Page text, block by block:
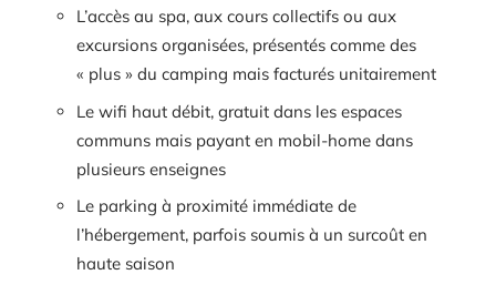
L’accès au spa, aux cours collectifs ou aux
excursions organisées, présentés comme des
« plus » du camping mais facturés unitairement
Le wifi haut débit, gratuit dans les espaces
communs mais payant en mobil-home dans
plusieurs enseignes
Le parking à proximité immédiate de
l’hébergement, parfois soumis à un surcoût en
haute saison